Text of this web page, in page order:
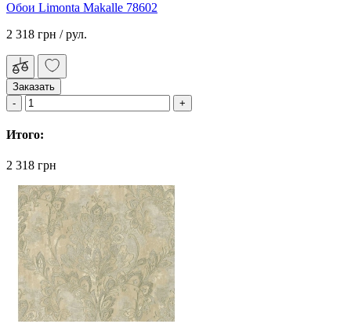
Обои Limonta Makalle 78602
2 318 грн / рул.
Заказать
Итого:
2 318 грн